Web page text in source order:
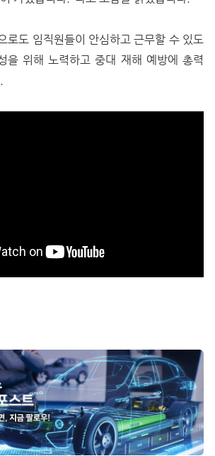
로도 임직원들이 안심하고 근무할 수 있도
을 위해 노력하고 중대 재해 예방에 총력